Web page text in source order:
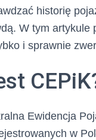
historię
W tym artykule
i sprawnie
Ewidencja
w